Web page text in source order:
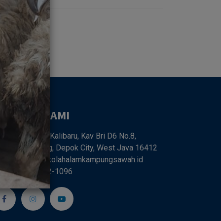
KAMI
Jl. SMPN 6 Kalibaru, Kav Bri D6 No.8,
Cilodong, Depok City, West Java 16412
farm68@sekolahalamkampungsawah.id
62 818-0262-1096